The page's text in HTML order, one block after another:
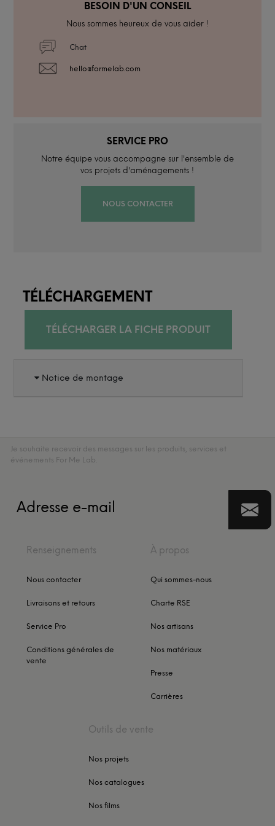
BESOIN D'UN CONSEIL
Nous sommes heureux de vous aider !
Chat
hello@formelab.com
SERVICE PRO
Notre équipe vous accompagne sur l'ensemble de
vos projets d'aménagements !
NOUS CONTACTER
TÉLÉCHARGEMENT
TÉLÉCHARGER LA FICHE PRODUIT
Notice de montage
Je souhaite recevoir des messages sur les produits, services et
événements For Me Lab.
Renseignements
Nous contacter
Livraisons et retours
Service Pro
Conditions générales de
vente
À propos
Qui sommes-nous
Charte RSE
Nos artisans
Nos matériaux
Presse
Carrières
Outils de vente
Nos projets
Nos catalogues
Nos films